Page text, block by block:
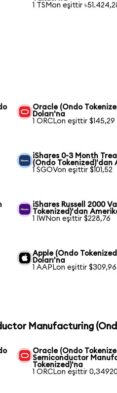
1 TSMon eşittir
Oracle (Ondo
Doları'na
1 ORCLon eşittir $145,29
iShares 0-3 Month
(Ondo Tokenized)'dan
1 SGOVon eşittir $101,52
iShares Russell 2000
Tokenized)'dan
1 IWNon eşittir $228,76
Apple (Ondo
Doları'na
1 AAPLon eşittir $309,96
Manufacturing
Oracle (Ondo
Semiconductor
Tokenized)'na
1 ORCLon eşittir